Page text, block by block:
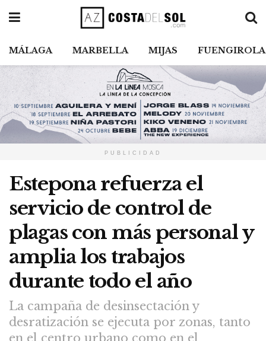
MÁLAGA MARBELLA MIJAS FUENGIROLA
PUBLICIDAD
Estepona refuerza el
servicio de control de
plagas con más personal y
amplia los trabajos
durante todo el año
La campaña de desinsectación y
desratización se ejecuta por zonas, tanto
en el centro urbano como en el